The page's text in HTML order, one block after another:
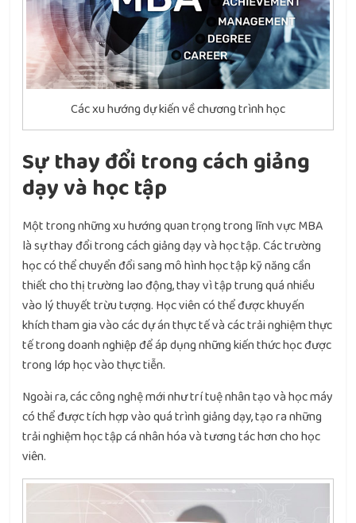
Các xu hướng dự kiến về chương trình học
Sự thay đổi trong cách giảng
dạy và học tập
Một trong những xu hướng quan trọng trong lĩnh vực MBA
là sự thay đổi trong cách giảng dạy và học tập. Các trường
học có thể chuyển đổi sang mô hình học tập kỹ năng cần
thiết cho thị trường lao động, thay vì tập trung quá nhiều
vào lý thuyết trừu tượng. Học viên có thể được khuyến
khích tham gia vào các dự án thực tế và các trải nghiệm thực
tế trong doanh nghiệp để áp dụng những kiến thức học được
trong lớp học vào thực tiễn.
Ngoài ra, các công nghệ mới như trí tuệ nhân tạo và học máy
có thể được tích hợp vào quá trình giảng dạy, tạo ra những
trải nghiệm học tập cá nhân hóa và tương tác hơn cho học
viên.